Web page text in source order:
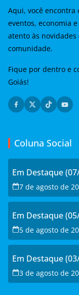
Aqui, você
eventos, economia
atento às
comunidade.
Fique por dentro e
Goiás!
Coluna Social
Em Destaque
7 de agosto de
Em Destaque
5 de agosto de
Em Destaque
3 de agosto de